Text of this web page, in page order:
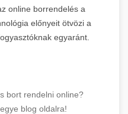
online borrendelés a
előnyeit ötvözi a
egyaránt.
bort rendelni online?
blog oldalra!